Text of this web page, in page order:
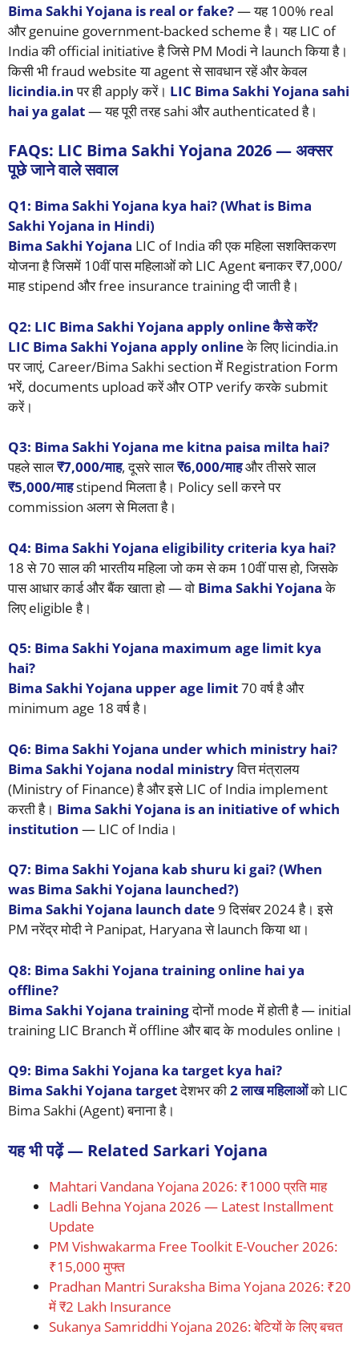
Bima Sakhi Yojana is real or fake?— यह 100% real
और genuine government-backed scheme है। यह LIC of
India की official initiative है जिसे PM Modi ने launch किया है।
किसी भी fraud website या agent से सावधान रहें और केवल
licindia.inपर ही apply करें। LIC Bima Sakhi Yojana sahi
hai ya galat— यह पूरी तरह sahi और authenticated है।
FAQs: LIC Bima Sakhi Yojana 2026 — अक्सर
पूछे जाने वाले सवाल
Q1: Bima Sakhi Yojana kya hai? (What is Bima
Sakhi Yojana in Hindi)
Bima Sakhi Yojana LIC of India की एक महिला सशक्तिकरण
योजना है जिसमें 10वीं पास महिलाओं को LIC Agent बनाकर ₹7,000/
माह stipend और free insurance training दी जाती है।
Q2: LIC Bima Sakhi Yojana apply online कैसे करें?
LIC Bima Sakhi Yojana apply onlineके लिए licindia.in
पर जाएं, Career/Bima Sakhi section में Registration Form
भरें, documents upload करें और OTP verify करके submit
करें।
Q3: Bima Sakhi Yojana me kitna paisa milta hai?
पहले साल₹7,000/माह, दूसरे साल₹6,000/माहऔर तीसरे साल
₹5,000/माहstipend मिलता है। Policy sell करने पर
commission अलग से मिलता है।
Q4: Bima Sakhi Yojana eligibility criteria kya hai?
18 से 70 साल की भारतीय महिला जो कम से कम 10वीं पास हो, जिसके
पास आधार कार्ड और बैंक खाता हो — वो Bima Sakhi Yojanaके
लिए eligible है।
Q5: Bima Sakhi Yojana maximum age limit kya
hai?
Bima Sakhi Yojana upper age limit70 वर्ष है और
minimum age 18 वर्ष है।
Q6: Bima Sakhi Yojana under which ministry hai?
Bima Sakhi Yojana nodal ministryवित्त मंत्रालय
(Ministry of Finance) है और इसे LIC of India implement
करती है। Bima Sakhi Yojana is an initiative of which
institution — LIC of India।
Q7: Bima Sakhi Yojana kab shuru ki gai? (When
was Bima Sakhi Yojana launched?)
Bima Sakhi Yojana launch date9 दिसंबर 2024 है। इसे
PM नरेंद्र मोदी ने Panipat, Haryana से launch किया था।
Q8: Bima Sakhi Yojana training online hai ya
offline?
Bima Sakhi Yojana trainingदोनों mode में होती है — initial
training LIC Branch में offline और बाद के modules online।
Q9: Bima Sakhi Yojana ka target kya hai?
Bima Sakhi Yojana targetदेशभर की2 लाख महिलाओंको LIC
Bima Sakhi (Agent) बनाना है।
यह भी पढ़ें — Related Sarkari Yojana
Mahtari Vandana Yojana 2026: ₹1000 प्रति माह
Ladli Behna Yojana 2026 — Latest Installment
Update
PM Vishwakarma Free Toolkit E-Voucher 2026:
₹15,000 मुफ्त
Pradhan Mantri Suraksha Bima Yojana 2026: ₹20
में ₹2 Lakh Insurance
Sukanya Samriddhi Yojana 2026: बेटियों के लिए बचत